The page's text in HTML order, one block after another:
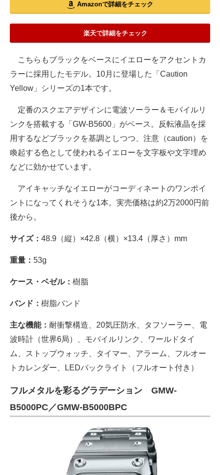
Amazonで詳細をチェック
楽天で詳細をチェック
こちらもブラックをベースにイエローをアクセントカ
ラーに採用したモデル。10月に登場した「Caution
Yellow」シリーズの1本です。
定番のスクエアデザインに電波ソーラー＆モバイルリ
ンクを搭載する「GW-B5600」がベース。反転液晶を採
用するなどブラックを基調としつつ、注意（caution）を
喚起する色として使われるイエローを文字板や文字埋め
などに効かせています。
アイキャッチなイエローがコーディネートのワンポイ
ントになってくれそうな1本。実売価格は約2万2000円前
後から。
サイズ： 48.9（縦）×42.8（横）×13.4（厚さ）mm
重量： 53g
ケース・ベゼル： 樹脂
バンド： 樹脂バンド
主な機能： 耐衝撃構造、20気圧防水、タフソーラー、電
波時計（世界6局）、モバイルリンク、ワールドタイ
ム、ストップウォッチ、タイマー、アラーム、フルオー
トカレンダー、LEDバックライト（フルオート付き）
フルメタルを彩るグラデーション GMW-
B5000PC／GMW-B5000BPC